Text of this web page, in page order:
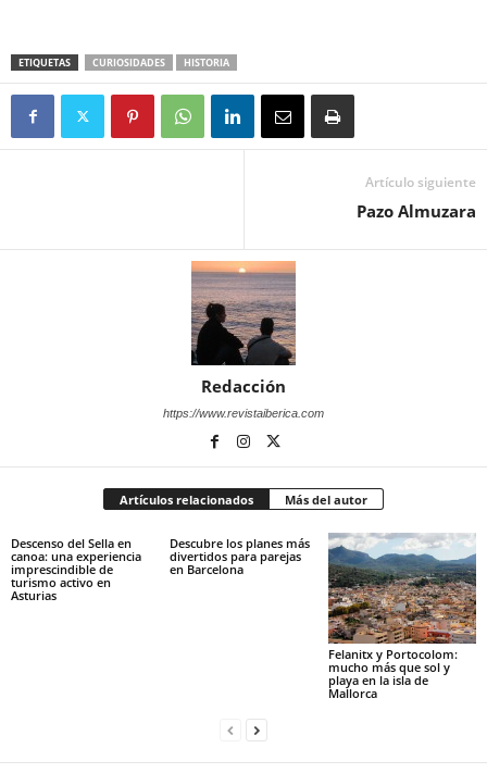
ETIQUETAS CURIOSIDADES HISTORIA
Artículo siguiente
Pazo Almuzara
Redacción
https://www.revistaiberica.com
Artículos relacionados Más del autor
Descenso del Sella en
canoa: una experiencia
imprescindible de
turismo activo en
Asturias
Descubre los planes más
divertidos para parejas
en Barcelona
Felanitx y Portocolom:
mucho más que sol y
playa en la isla de
Mallorca